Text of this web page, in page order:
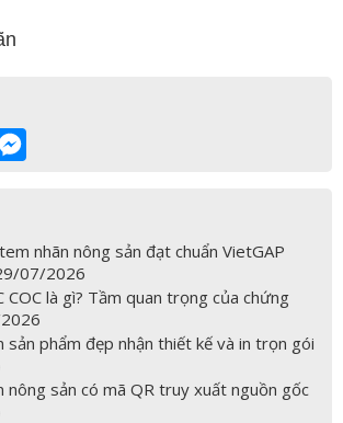
nhãn nông sản đạt chuẩn VietGAP
07/2026
COC là gì? Tầm quan trọng của chứng
sản phẩm đẹp nhận thiết kế và in trọn gói
nông sản có mã QR truy xuất nguồn gốc